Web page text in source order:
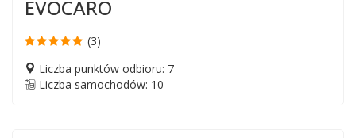
EVOCARO
(3)
Liczba punktów odbioru: 7
Liczba samochodów: 10